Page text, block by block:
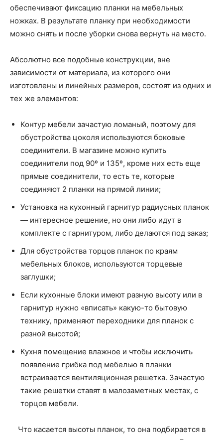
обеспечивают фиксацию планки на мебельных
ножках. В результате планку при необходимости
можно снять и после уборки снова вернуть на место.
Абсолютно все подобные конструкции, вне
зависимости от материала, из которого они
изготовлены и линейных размеров, состоят из одних и
тех же элементов:
Контур мебели зачастую ломаный, поэтому для
обустройства цоколя используются боковые
соединители. В магазине можно купить
соединители под 90º и 135º, кроме них есть еще
прямые соединители, то есть те, которые
соединяют 2 планки на прямой линии;
Установка на кухонный гарнитур радиусных планок
— интересное решение, но они либо идут в
комплекте с гарнитуром, либо делаются под заказ;
Для обустройства торцов планок по краям
мебельных блоков, используются торцевые
заглушки;
Если кухонные блоки имеют разную высоту или в
гарнитур нужно «вписать» какую-то бытовую
технику, применяют переходники для планок с
разной высотой;
Кухня помещение влажное и чтобы исключить
появление грибка под мебелью в планки
встраивается вентиляционная решетка. Зачастую
такие решетки ставят в малозаметных местах, с
торцов мебели.
Что касается высоты планок, то она подбирается в